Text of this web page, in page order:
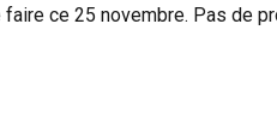
ce 25 novembre. Pas de